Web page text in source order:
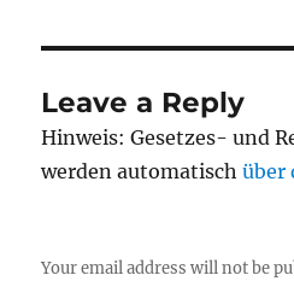
Leave a Reply
Hinweis: Gesetzes- und
werden automatischüber
Your email address will not be